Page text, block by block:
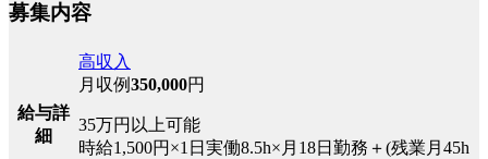
募集内容
給与詳
細
高収入
月収例350,000円
35万円以上可能
時給1,500円×1日実働8.5h×月18日勤務＋(残業月45h